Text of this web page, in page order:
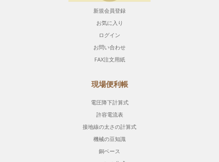
新規会員登録
お気に入り
ログイン
お問い合わせ
FAX注文用紙
現場便利帳
電圧降下計算式
許容電流表
接地線の太さの計算式
機械の豆知識
銅ベース